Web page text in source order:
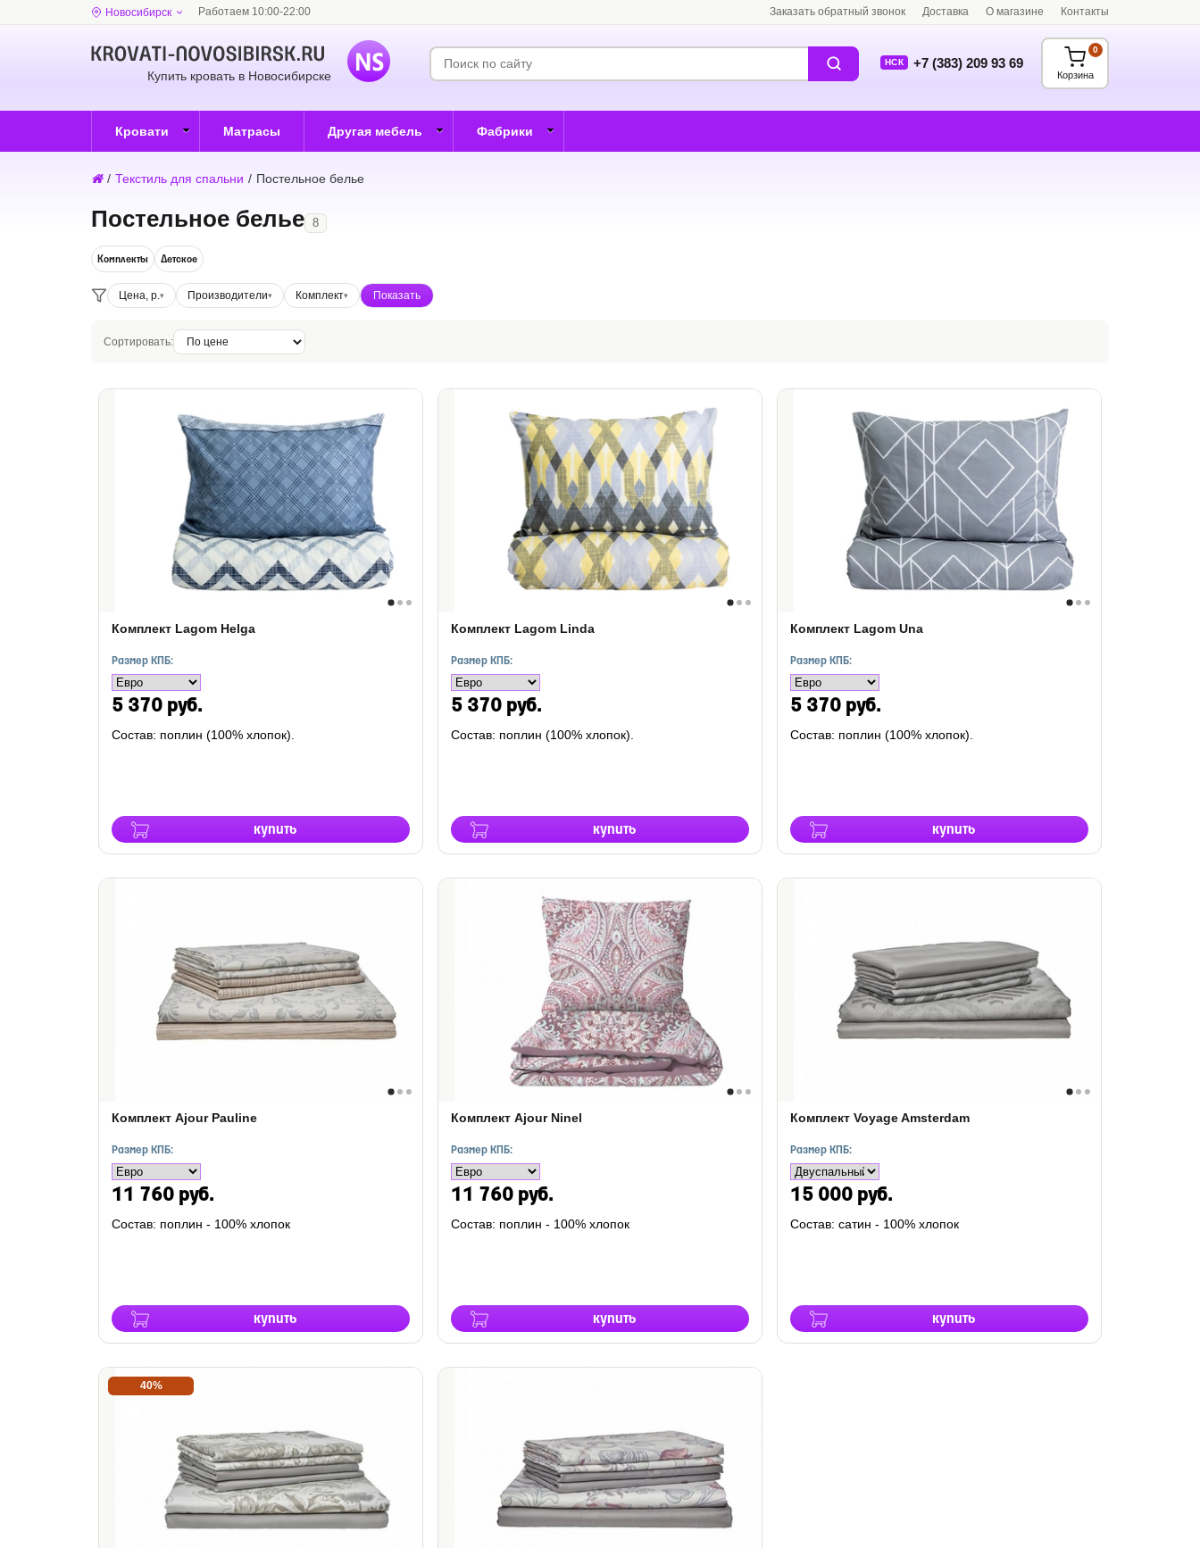
Новосибирск Работаем 10:00-22:00 Заказать обратный звонок Доставка О магазине Контакты
Купить кровать в Новосибирске
НСК +7 (383) 209 93 69
Корзина
0
Кровати Матрасы Другая мебель Фабрики
/ Текстиль для спальни / Постельное белье
Постельное белье 8
Комплекты Детское
Цена, р. Производители Комплект
Сортировать:
Комплект Lagom Helga
Размер КПБ:
5 370 руб.
купить
Состав: поплин (100% хлопок).
Комплект Lagom Linda
Размер КПБ:
5 370 руб.
купить
Состав: поплин (100% хлопок).
Комплект Lagom Una
Размер КПБ:
5 370 руб.
купить
Состав: поплин (100% хлопок).
Комплект Ajour Pauline
Размер КПБ:
11 760 руб.
купить
Состав: поплин - 100% хлопок
Комплект Ajour Ninel
Размер КПБ:
11 760 руб.
купить
Состав: поплин - 100% хлопок
Комплект Voyage Amsterdam
Размер КПБ:
15 000 руб.
купить
Состав: сатин - 100% хлопок
40%